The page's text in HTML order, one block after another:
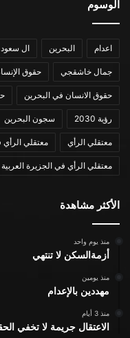
الوسوم
اعدام البحرين ال سعود
جمال خاشقجي حقوق
حقوق الانسان في البحرين
رؤية 2030 سجون البحرين
معتقلي الرأي معتقلي الرأي
معتقلي الرأي في الجزيرة العربية
الأكثر مشاهدة
منذ يوم واحد
أزمةالسكن لا تنتهي
منذ يومين
مهددين بالإعدام
منذ 3 أيام
الاعتقال جريمة لا تخفي